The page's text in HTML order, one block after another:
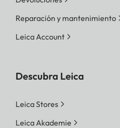
Reparación y mantenimiento
Leica Account
Descubra Leica
Leica Stores
Leica Akademie